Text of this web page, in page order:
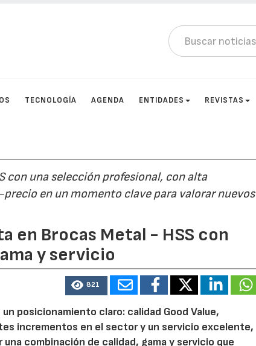
TECNOLOGÍA AGENDA ENTIDADES REVISTAS
con una selección profesional, con alta
en un momento clave para valorar nuevos
en Brocas Metal - HSS con
y servicio
821
posicionamiento claro: calidad Good Value,
incrementos en el sector y un servicio excelente,
combinación de calidad, gama y servicio que